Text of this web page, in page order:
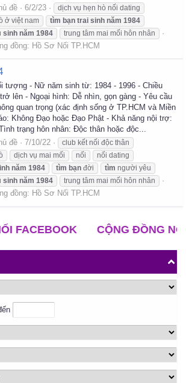
đề 6/2/23
dịch vụ hẹn hò nối dating
ở việt nam
tìm bạn trai sinh năm 1984
sinh năm 1984 trung tâm mai mối hôn nhân
đồng: Hồ Sơ Nối TP.HCM
tượng - Nữ năm sinh từ: 1984 - 1996 - Chiều
lên - Ngoại hình: Dễ nhìn, gọn gàng - Yêu cầu
quan trọng (xác định sống ở TP.HCM và Miền
Không Đạo hoặc Đạo Phật - Khả năng nội trợ:
trạng hôn nhân: Độc thân hoặc độc...
đề 7/10/22
club kết nối độc thân
dịch vụ mai mối nối
nối dating
năm 1984 tìm bạn đời tìm người yêu
sinh năm 1984 trung tâm mai mối hôn nhân
đồng: Hồ Sơ Nối TP.HCM
CỘNG ĐỒNG NỐI